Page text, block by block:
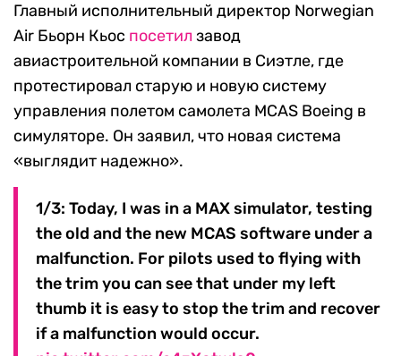
Главный исполнительный директор Norwegian
Air Бьорн Кьос посетил завод
авиастроительной компании в Сиэтле, где
протестировал старую и новую систему
управления полетом самолета MCAS Boeing в
симуляторе. Он заявил, что новая система
«выглядит надежно».
1/3: Today, I was in a MAX simulator, testing
the old and the new MCAS software under a
malfunction. For pilots used to flying with
the trim you can see that under my left
thumb it is easy to stop the trim and recover
if a malfunction would occur.